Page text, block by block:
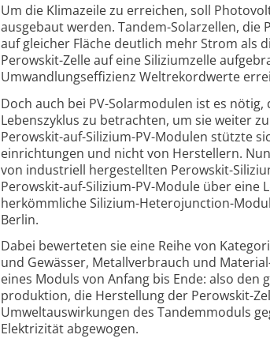
Um die Klimazeile zu erreichen, soll
ausgebaut werden. Tandem-Solarzellen,
auf gleicher Fläche deutlich mehr Strom als
Perowskit-Zelle auf eine Siliziumzelle
Umwandlungs­effizienz Weltrekord­werte
Doch auch bei PV-Solarmodulen ist es
Lebenszyklus zu betrachten, um sie weiter
Perowskit-auf-Silizium-PV-Modulen stützte
einrichtungen und nicht von Herstellern.
von industriell hergestellten Perowskit-
Perowskit-auf-Silizium-PV-Module über eine
herkömm­liche Silizium-Hetero­junction-
Berlin.
Dabei bewerteten sie eine Reihe von
und Gewässer, Metall­verbrauch und
eines Moduls von Anfang bis Ende: also
produktion, die Herstellung der Perowskit-
Umwelt­auswirkungen des Tandem­moduls
Elektrizität abgewogen.